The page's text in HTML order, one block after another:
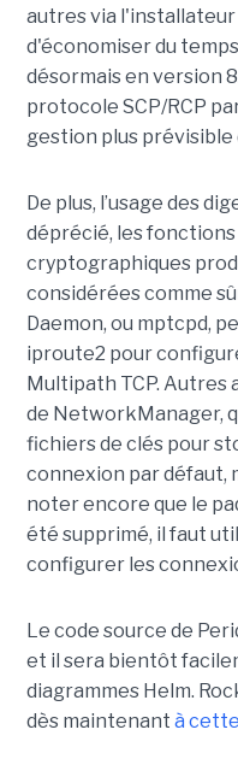
autres via
d'économiser du
désormais en version
protocole SCP/RCP
gestion plus prévisible
De plus, l’usage des
déprécié, les fonctions
cryptographiques
considérées comme
Daemon, ou mptcpd,
iproute2 pour
Multipath TCP. Autres
de NetworkManager,
fichiers de clés pour
connexion par défaut,
noter encore que le
été supprimé, il faut
configurer les
Le code source de
et il sera bientôt
diagrammes Helm.
dès maintenant à